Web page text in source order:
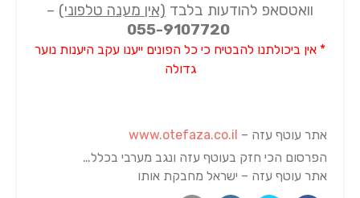
וואטסאפ להודעות בלבד (אין מענה טלפוני) –
055-9107720
* אין ביכולתנו להבטיח כי כל הפונים ייענו עקב היענות נוער
גדולה
אתר עוטף עזה – www.otefaza.co.il
הפרסום הכי חזק בעוטף עזה ונגב מערבי בכלל…
אתר עוטף עזה – ישראל מחבקת אותו